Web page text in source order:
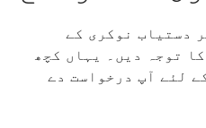
دستیاب نوکری کے
توجہ دیں۔ یہاں کچھ
لئے آپ درخواست دے